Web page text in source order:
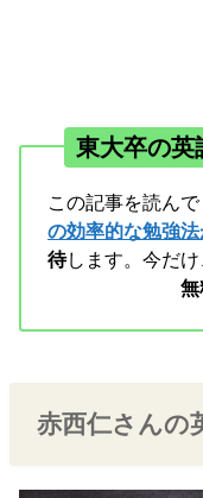
東大卒の英
この記事を読ん
の効率的な勉強
待します。今だ
無
赤西仁さんの